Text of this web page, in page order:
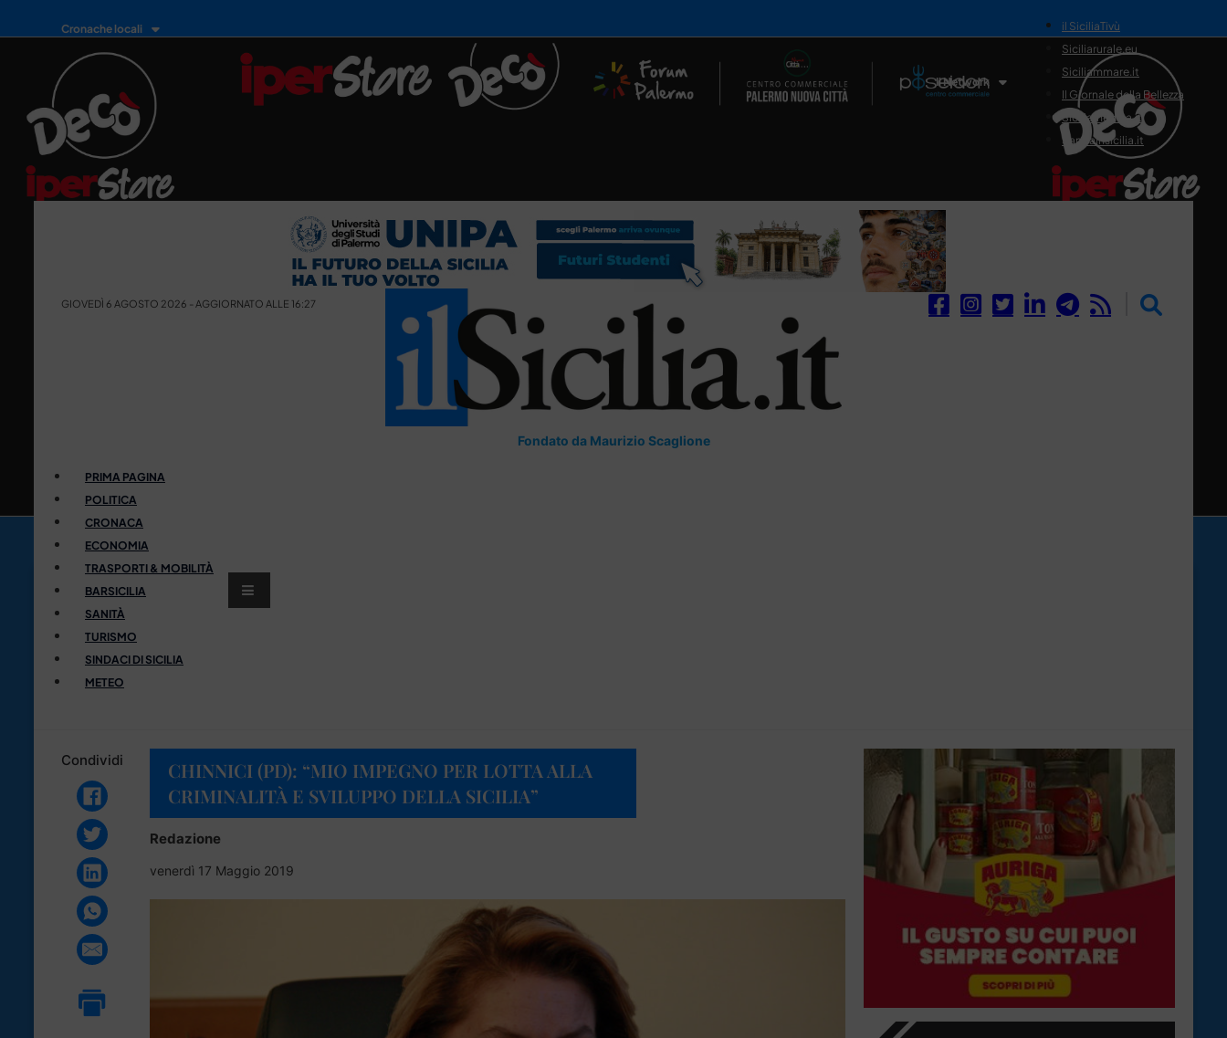
Cronache locali
Il Network
il SiciliaTivù
Siciliarurale.eu
Siciliammare.it
Il Giornale della Bellezza
Siciliamedica.it
Sanitainsicilia.it
GIOVEDÌ 6 AGOSTO 2026 - AGGIORNATO ALLE 16:27
Fondato da Maurizio Scaglione
PRIMA PAGINA
POLITICA
CRONACA
ECONOMIA
TRASPORTI & MOBILITÀ
BARSICILIA
SANITÀ
TURISMO
SINDACI DI SICILIA
METEO
Condividi
CHINNICI (PD): “MIO IMPEGNO PER LOTTA ALLA
CRIMINALITÀ E SVILUPPO DELLA SICILIA”
Redazione
venerdì 17 Maggio 2019